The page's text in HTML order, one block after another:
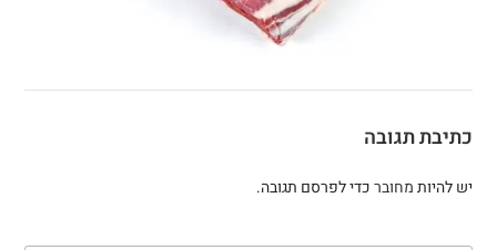
כתיבת תגובה
יש להיותמחוברכדי לפרסם תגובה.